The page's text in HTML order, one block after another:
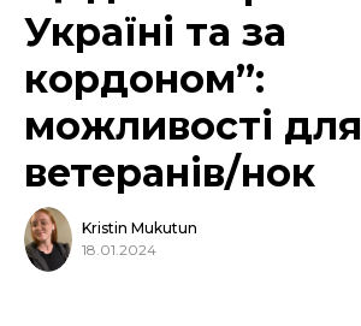
Україні та за
кордоном”:
можливості для
ветеранів/нок
Kristin Mukutun
18.01.2024